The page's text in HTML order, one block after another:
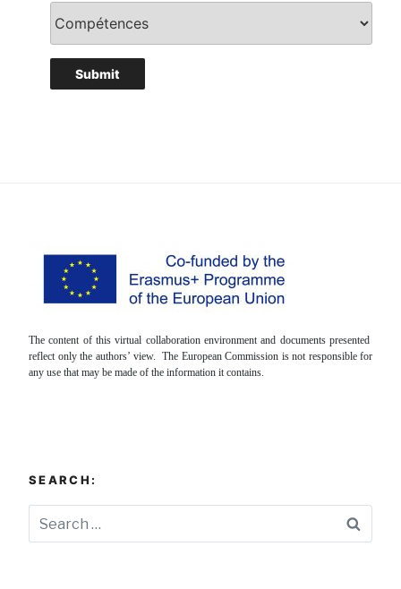
The content of this virtual collaboration environment and documents presented
reflect only the authors’ view. The European Commission is not responsible for
any use that may be made of the information it contains.
SEARCH: